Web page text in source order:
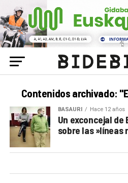
Contenidos archivado:
BASAURI Hace 12 años
Un exconcejal de
sobre las »líneas